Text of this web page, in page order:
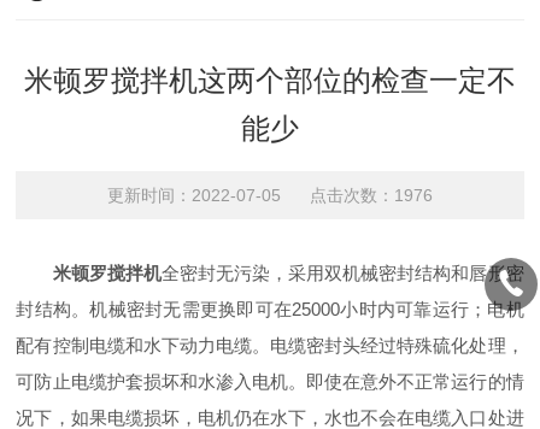
米顿罗搅拌机这两个部位的检查一定不
能少
更新时间：2022-07-05 点击次数：1976
米顿罗搅拌机全密封无污染，采用双机械密封结构和唇形密
封结构。机械密封无需更换即可在25000小时内可靠运行；电机
配有控制电缆和水下动力电缆。电缆密封头经过特殊硫化处理，
可防止电缆护套损坏和水渗入电机。即使在意外不正常运行的情
况下，如果电缆损坏，电机仍在水下，水也不会在电缆入口处进